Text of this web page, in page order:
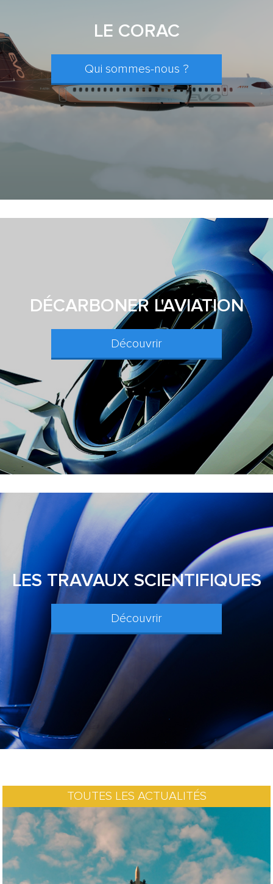
LE CORAC
Qui sommes-nous ?
DÉCARBONER L'AVIATION
Découvrir
LES TRAVAUX SCIENTIFIQUES
Découvrir
TOUTES LES ACTUALITÉS